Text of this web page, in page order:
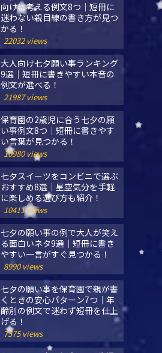
向けに考える例文8つ｜短冊に
迷わない親目線の書き方が見つ
かる！
22032 views
大人向け七夕願い事ランキング
9選｜短冊に書きやすい本音の
例文が選べる！
21987 views
保育園の2歳児に合う七夕の願
い事例文8つ｜短冊に書きやす
い言葉が見つかる！
10980 views
七夕スイーツをコンビニで選ぶ
おすすめ8選｜星空気分を手軽
に楽しめる選び方も紹介！
10411 views
七夕の願い事の例で大人が笑え
る面白いネタ9選｜短冊に書き
やすい一言がすぐ見つかる！
8990 views
七夕の願い事を保育園で親が書
くときの安心パターン7つ｜年
齢別の例文で迷わず短冊を仕上
げる！
7575 views